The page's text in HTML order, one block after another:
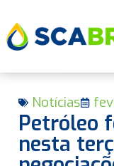
Notícias
Petróleo
nesta